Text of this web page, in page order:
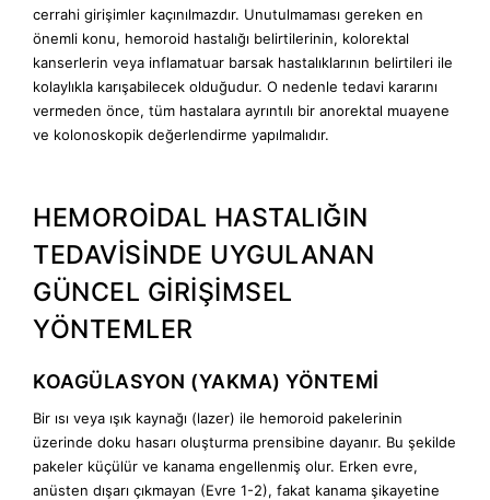
cerrahi girişimler kaçınılmazdır. Unutulmaması gereken en
önemli konu, hemoroid hastalığı belirtilerinin, kolorektal
kanserlerin veya inflamatuar barsak hastalıklarının belirtileri ile
kolaylıkla karışabilecek olduğudur. O nedenle tedavi kararını
vermeden önce, tüm hastalara ayrıntılı bir anorektal muayene
ve kolonoskopik değerlendirme yapılmalıdır.
HEMOROİDAL HASTALIĞIN
TEDAVİSİNDE UYGULANAN
GÜNCEL GİRİŞİMSEL
YÖNTEMLER
KOAGÜLASYON (YAKMA) YÖNTEMİ
Bir ısı veya ışık kaynağı (lazer) ile hemoroid pakelerinin
üzerinde doku hasarı oluşturma prensibine dayanır. Bu şekilde
pakeler küçülür ve kanama engellenmiş olur. Erken evre,
anüsten dışarı çıkmayan (Evre 1-2), fakat kanama şikayetine